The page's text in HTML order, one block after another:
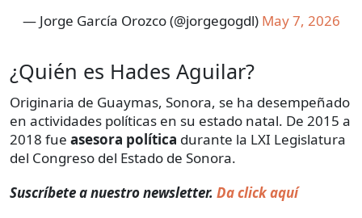
— Jorge García Orozco (@jorgegogdl) May 7, 2026
¿Quién es Hades Aguilar?
Originaria de Guaymas, Sonora, se ha desempeñado
en actividades políticas en su estado natal. De 2015 a
2018 fue asesora política durante la LXI Legislatura
del Congreso del Estado de Sonora.
Suscríbete a nuestro newsletter. Da click aquí